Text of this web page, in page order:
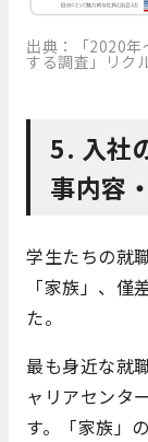
出典：「2020
する調査」リク
5. 入社
事内容
学生たちの就
「家族」、僅
た。
最も身近な就
ャリアセンタ
す。「家族」